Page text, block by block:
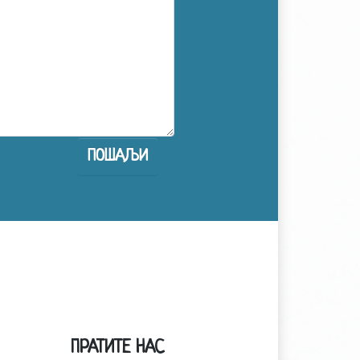
ПРАТИТЕ НАС